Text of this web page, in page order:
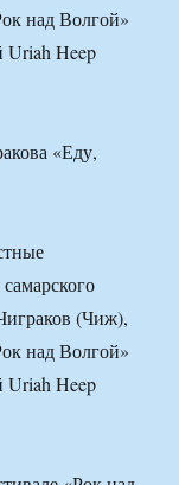
над Волгой»
Uriah Heep
«Еду,
(Чиж),
над Волгой»
Uriah Heep